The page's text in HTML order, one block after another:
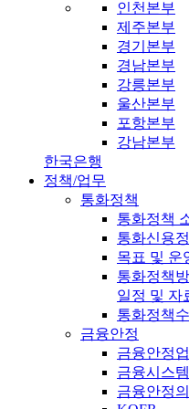
인천본부
제주본부
경기본부
경남본부
강릉본부
울산본부
포항본부
강남본부
한국은행
정책/업무
통화정책
통화정책
통화신용
목표 및 운
통화정책
일정 및 자
통화정책
금융안정
금융안정
금융시스템
금융안정